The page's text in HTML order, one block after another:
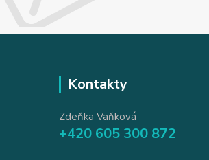
Kontakty
Zdeňka Vaňková
+420 605 300 872